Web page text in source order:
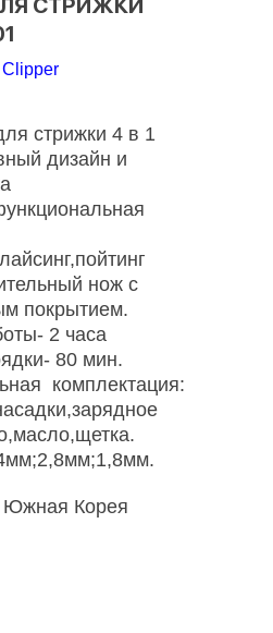
СТРИЖКИ
стрижки 4 в 1
дизайн и
нож с
покрытием.
2 часа
80 мин.
комплектация:
Южная Корея